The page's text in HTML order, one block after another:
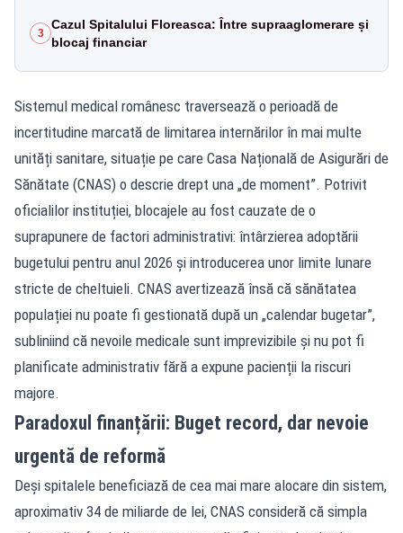
3
Cazul Spitalului Floreasca: Între supraaglomerare și
blocaj financiar
Sistemul medical românesc traversează o perioadă de
incertitudine marcată de limitarea internărilor în mai multe
unități sanitare, situație pe care Casa Națională de Asigurări de
Sănătate (CNAS) o descrie drept una „de moment”. Potrivit
oficialilor instituției, blocajele au fost cauzate de o
suprapunere de factori administrativi: întârzierea adoptării
bugetului pentru anul 2026 și introducerea unor limite lunare
stricte de cheltuieli. CNAS avertizează însă că sănătatea
populației nu poate fi gestionată după un „calendar bugetar”,
subliniind că nevoile medicale sunt imprevizibile și nu pot fi
planificate administrativ fără a expune pacienții la riscuri
majore.
Paradoxul finanțării: Buget record, dar nevoie
urgentă de reformă
Deși spitalele beneficiază de cea mai mare alocare din sistem,
aproximativ 34 de miliarde de lei, CNAS consideră că simpla